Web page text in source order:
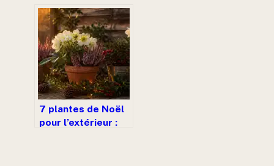
l’eau : 4 étapes
clés pour réussir
sans
pourrissement
7 plantes de Noël
pour l’extérieur :